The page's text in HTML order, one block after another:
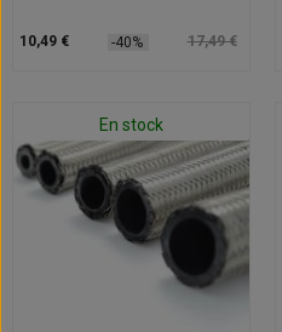
10,49 € -40% 17,49 €
En stock